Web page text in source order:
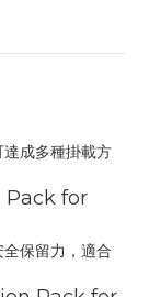
成多種掛載方
Pack for
保留力，適合